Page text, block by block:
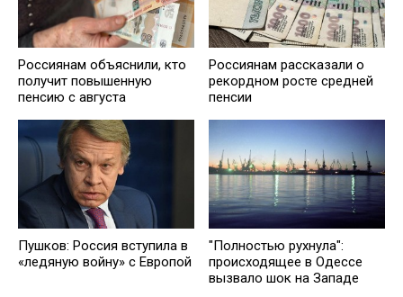
Россиянам объяснили, кто
получит повышенную
пенсию с августа
Россиянам рассказали о
рекордном росте средней
пенсии
Пушков: Россия вступила в
«ледяную войну» с Европой
"Полностью рухнула":
происходящее в Одессе
вызвало шок на Западе